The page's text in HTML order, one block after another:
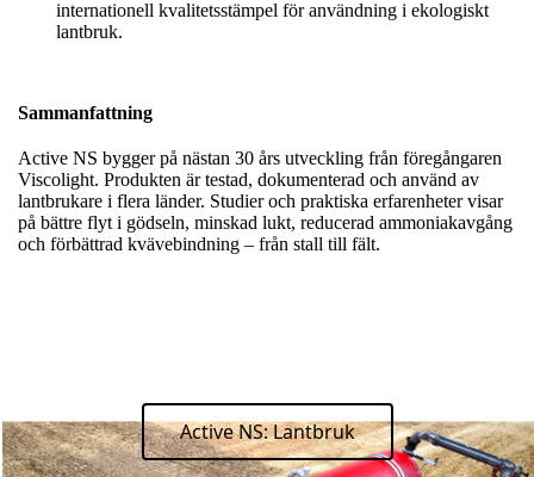
internationell kvalitetsstämpel för användning i ekologiskt
lantbruk.
Sammanfattning
Active NS bygger på nästan 30 års utveckling från föregångaren
Viscolight. Produkten är testad, dokumenterad och använd av
lantbrukare i flera länder. Studier och praktiska erfarenheter visar
på bättre flyt i gödseln, minskad lukt, reducerad ammoniakavgång
och förbättrad kvävebindning – från stall till fält.
Active NS: Lantbruk